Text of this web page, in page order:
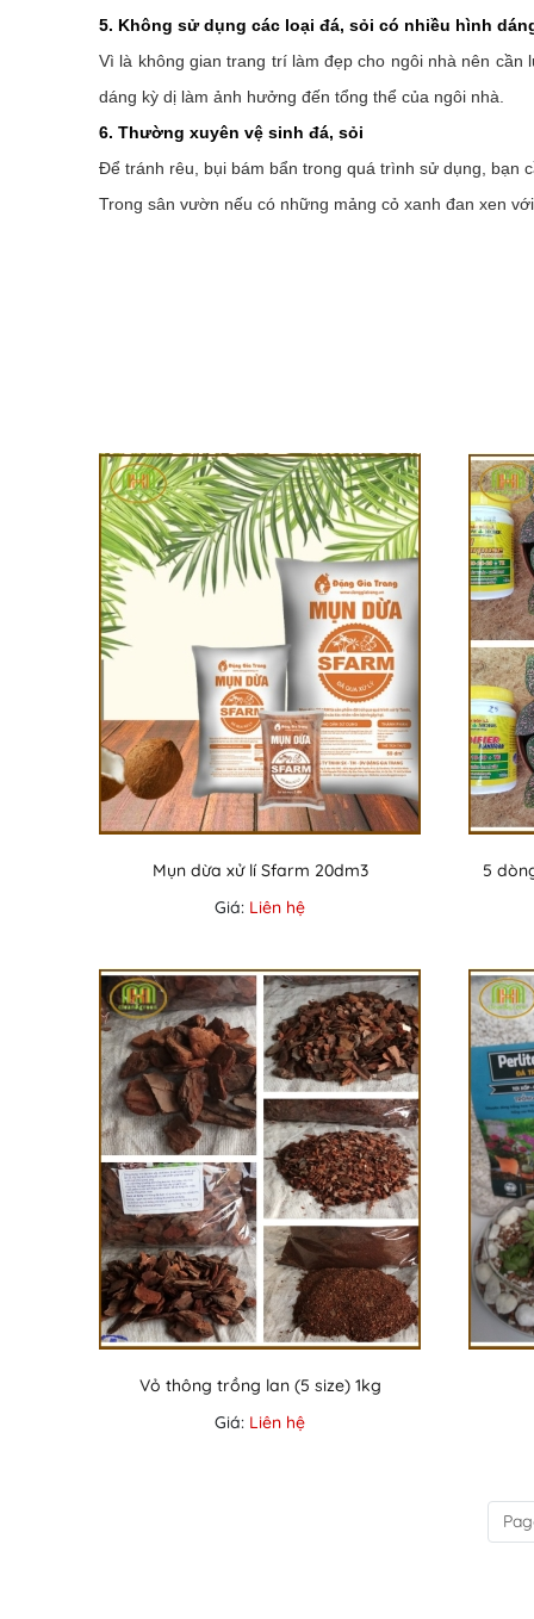
5. Không sử dụng các loại đá, sỏi có nhiều hình
Vì là không gian trang trí làm đẹp cho ngôi nhà nên
dáng kỳ dị làm ảnh hưởng đến tổng thể của ngôi nhà.
6. Thường xuyên vệ sinh đá, sỏi
Để tránh rêu, bụi bám bẩn trong quá trình sử dụng, bạn
Trong sân vườn nếu có những mảng cỏ xanh đan xen
Mụn dừa xử lí Sfarm 20dm3
Giá: Liên hệ
5
Vỏ thông trồng lan (5 size) 1kg
Giá: Liên hệ